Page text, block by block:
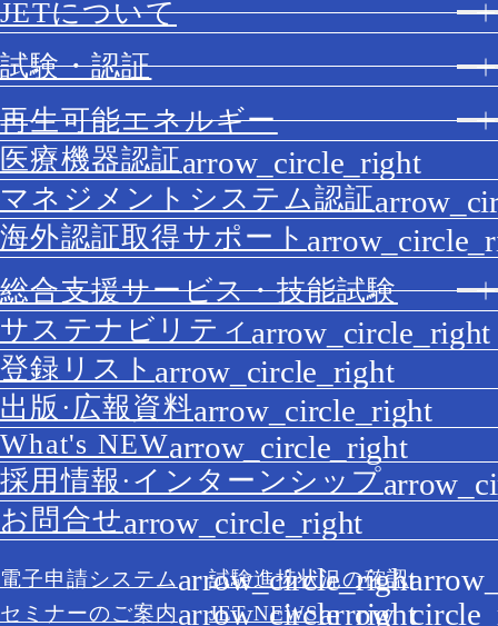
JETについて
サステナビリティ
登録リスト
出版·広報資料
What's NEW
採用情報·インターンシップ
お問合せ
試験・認証
再生可能エネルギー
医療機器認証
マネジメントシステム認証
海外認証取得サポート
総合支援サービス・技能試験
電子申請システム
試験進捗状況の確認
セミナーのご案内
JET NEWS